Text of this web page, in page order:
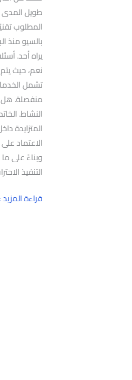
طويل المدى
المطلوب
يراه أحد.
نعم، حيث
منفصلة. هل
النشاط.
المتزايدة
الاعتماد
وبناءً على
التنفيذ
قراءة